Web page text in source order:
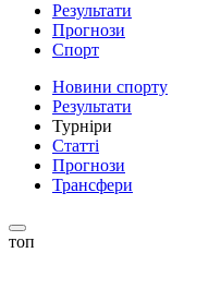
Результати
Прогнози
Спорт
Новини спорту
Результати
Турніри
Статті
Прогнози
Трансфери
топ